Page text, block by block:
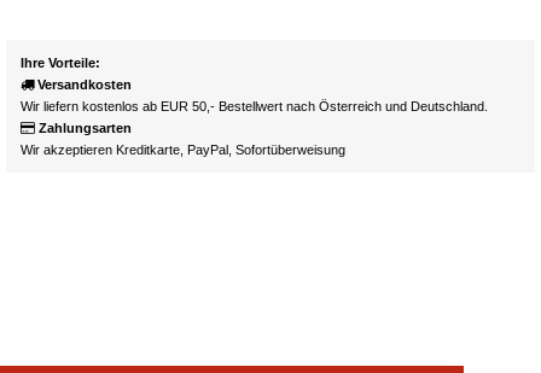
Ihre Vorteile:
Versandkosten
Wir liefern kostenlos ab EUR 50,- Bestellwert nach Österreich und Deutschland.
Zahlungsarten
Wir akzeptieren Kreditkarte, PayPal, Sofortüberweisung